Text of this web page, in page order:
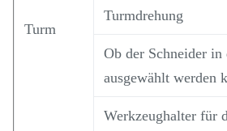
Turm
Turmdrehung
Ob der Schneider in
ausgewählt werden
Werkzeughalter für